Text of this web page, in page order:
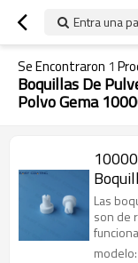
Entra una
Se Encontraron 1
Boquillas De
Polvo Gema
plano
Las
son de
polvo